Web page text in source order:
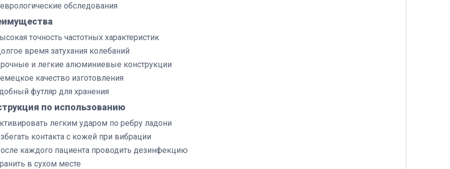
обследования
точность частотных характеристик
время затухания колебаний
и легкие алюминиевые конструкции
качество изготовления
футляр для хранения
по использованию
легким ударом по ребру ладони
контакта с кожей при вибрации
каждого пациента проводить дезинфекцию
в сухом месте